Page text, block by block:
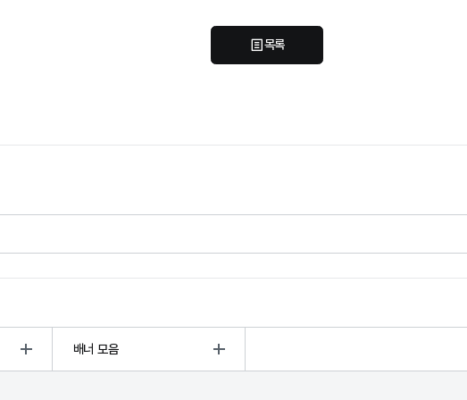
목록
배너 모음